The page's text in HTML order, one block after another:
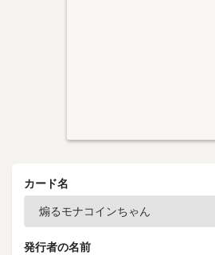
カード名
発行者の名前